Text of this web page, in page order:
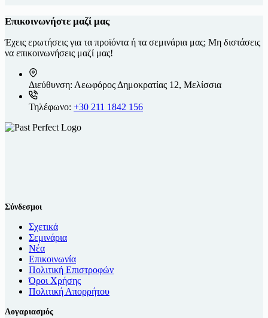
Επικοινωνήστε μαζί μας
Έχεις ερωτήσεις για τα προϊόντα ή τα σεμινάρια μας; Μη διστάσεις
να επικοινωνήσεις μαζί μας!
Διεύθυνση: Λεωφόρος Δημοκρατίας 12, Μελίσσια
Τηλέφωνο: +30 211 1842 156
Σύνδεσμοι
Σχετικά
Σεμινάρια
Νέα
Επικοινωνία
Πολιτική Επιστροφών
Όροι Χρήσης
Πολιτική Απορρήτου
Λογαριασμός